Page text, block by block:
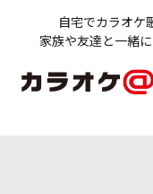
自宅でカラオケ
家族や友達と一緒に